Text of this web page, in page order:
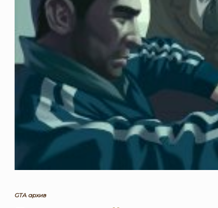
GTA архив